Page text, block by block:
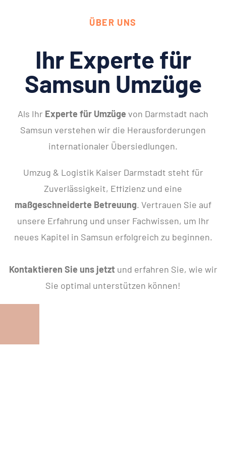
ÜBER UNS
Ihr Experte für
Samsun Umzüge
Als Ihr Experte für Umzüge von Darmstadt nach
Samsun verstehen wir die Herausforderungen
internationaler Übersiedlungen.
Umzug & Logistik Kaiser Darmstadt steht für
Zuverlässigkeit, Effizienz und eine
maßgeschneiderte Betreuung. Vertrauen Sie auf
unsere Erfahrung und unser Fachwissen, um Ihr
neues Kapitel in Samsun erfolgreich zu beginnen.
Kontaktieren Sie uns jetztund erfahren Sie, wie wir
Sie optimal unterstützen können!